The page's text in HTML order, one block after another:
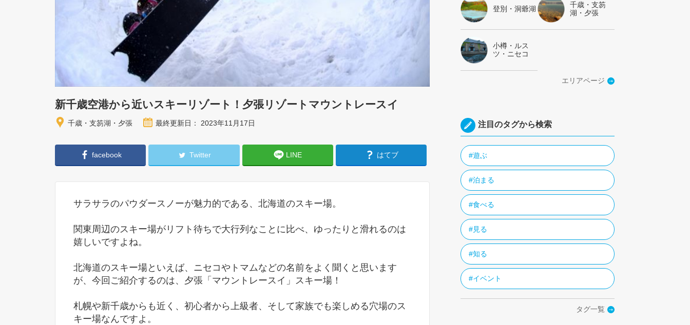
新千歳空港から近いスキーリゾート！夕張リゾートマウントレースイ
千歳・支笏湖・夕張 最終更新日： 2023年11月17日
facebook Twitter LINE はてブ
サラサラのパウダースノーが魅力的である、北海道のスキー場。
関東周辺のスキー場がリフト待ちで大行列なことに比べ、ゆったりと滑れるのは
嬉しいですよね。
北海道のスキー場といえば、ニセコやトマムなどの名前をよく聞くと思います
が、今回ご紹介するのは、夕張「マウントレースイ」スキー場！
札幌や新千歳からも近く、初心者から上級者、そして家族でも楽しめる穴場のス
キー場なんですよ。
登別・洞爺湖
千歳・支笏
湖・夕張
小樽・ルス
ツ・ニセコ
エリアページ
注目のタグから検索
#遊ぶ
#泊まる
#食べる
#見る
#知る
#イベント
タグ一覧